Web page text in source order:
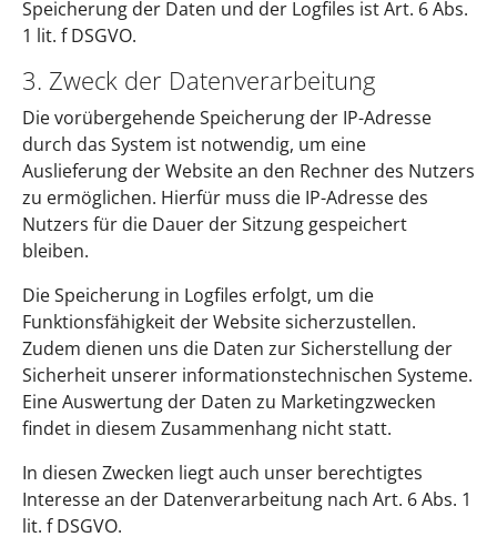
Speicherung der Daten und der Logfiles ist Art. 6 Abs.
1 lit. f DSGVO.
3. Zweck der Datenverarbeitung
Die vorübergehende Speicherung der IP-Adresse
durch das System ist notwendig, um eine
Auslieferung der Website an den Rechner des Nutzers
zu ermöglichen. Hierfür muss die IP-Adresse des
Nutzers für die Dauer der Sitzung gespeichert
bleiben.
Die Speicherung in Logfiles erfolgt, um die
Funktionsfähigkeit der Website sicherzustellen.
Zudem dienen uns die Daten zur Sicherstellung der
Sicherheit unserer informationstechnischen Systeme.
Eine Auswertung der Daten zu Marketingzwecken
findet in diesem Zusammenhang nicht statt.
In diesen Zwecken liegt auch unser berechtigtes
Interesse an der Datenverarbeitung nach Art. 6 Abs. 1
lit. f DSGVO.